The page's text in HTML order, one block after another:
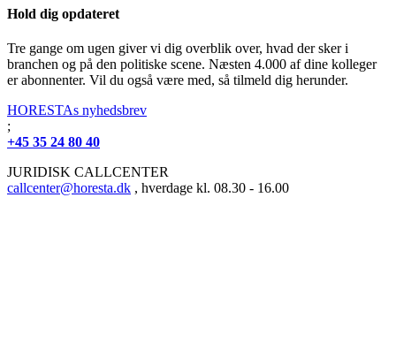
Hold dig opdateret
Tre gange om ugen giver vi dig overblik over, hvad der sker i
branchen og på den politiske scene. Næsten 4.000 af dine kolleger
er abonnenter. Vil du også være med, så tilmeld dig herunder.
HORESTAs nyhedsbrev
;
+45 35 24 80 40
JURIDISK CALLCENTER
callcenter@horesta.dk , hverdage kl. 08.30 - 16.00